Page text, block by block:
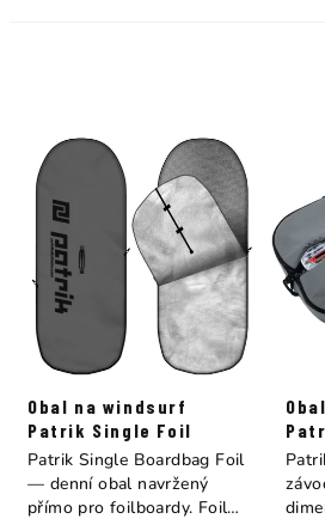
Obal na windsurf
Patrik Single Foil
Patrik Single Boardbag Foil
— denní obal navržený
přímo pro foilboardy. Foil